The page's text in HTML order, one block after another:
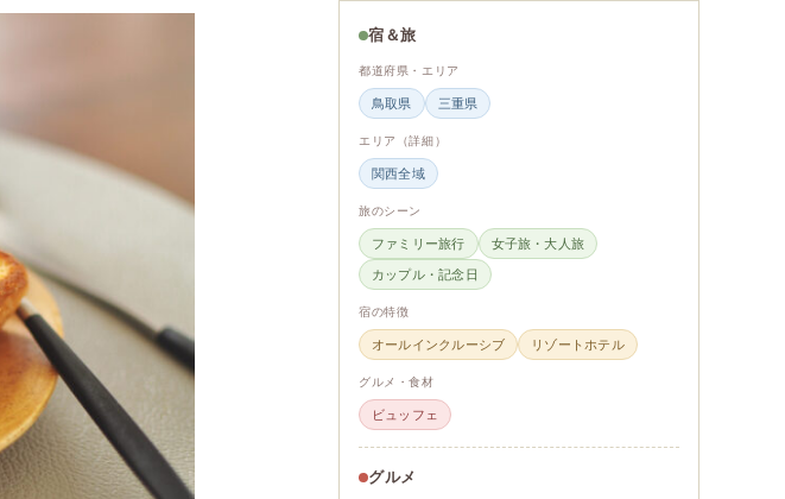
宿＆旅
都道府県・エリア
鳥取県 三重県
エリア（詳細）
関西全域
旅のシーン
ファミリー旅行 女子旅・大人旅
カップル・記念日
宿の特徴
オールインクルーシブ リゾートホテル
グルメ・食材
ビュッフェ
グルメ